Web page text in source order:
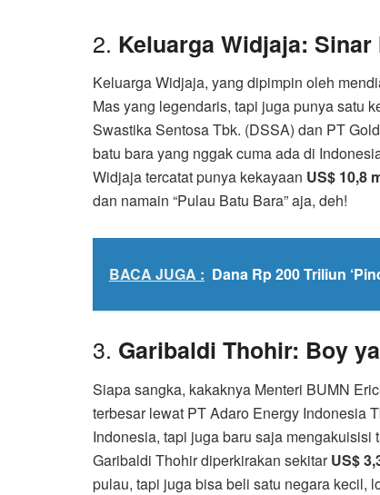
2. Keluarga Widjaja:
Keluarga Widjaja, yang dipimpin oleh
Mas yang legendaris, tapi juga punya satu
Swastika Sentosa Tbk. (DSSA) dan PT
batu bara yang nggak cuma ada di
Widjaja tercatat punya kekayaan US$ 10,8
dan namain “Pulau Batu Bara” aja, deh!
BACA JUGA : Dana Rp 200 Triliun
3. Garibaldi Thohir: Boy
Siapa sangka, kakaknya Menteri BUMN
terbesar lewat PT Adaro Energy Indonesia
Indonesia, tapi juga baru saja
Garibaldi Thohir diperkirakan sekitarUS$
pulau, tapi juga bisa beli satu negara kecil,